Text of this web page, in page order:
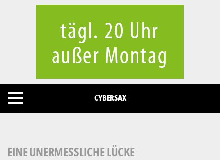
CYBERSAX
EINE UNERMESSLICHE LÜCKE
Cookies management panel